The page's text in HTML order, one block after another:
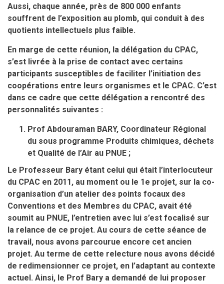
Aussi, chaque année, près de 800 000 enfants
souffrent de l’exposition au plomb, qui conduit à des
quotients intellectuels plus faible.
En marge de cette réunion, la délégation du CPAC,
s’est livrée à la prise de contact avec certains
participants susceptibles de faciliter l’initiation des
coopérations entre leurs organismes et le CPAC. C’est
dans ce cadre que cette délégation a rencontré des
personnalités suivantes :
Prof Abdouraman BARY, Coordinateur Régional
du sous programme Produits chimiques, déchets
et Qualité de l’Air au PNUE ;
Le Professeur Bary étant celui qui était l’interlocuteur
du CPAC en 2011, au moment ou le 1e projet, sur la co-
organisation d’un atelier des points focaux des
Conventions et des Membres du CPAC, avait été
soumit au PNUE, l’entretien avec lui s’est focalisé sur
la relance de ce projet. Au cours de cette séance de
travail, nous avons parcourue encore cet ancien
projet. Au terme de cette relecture nous avons décidé
de redimensionner ce projet, en l’adaptant au contexte
actuel. Ainsi, le Prof Bary a demandé de lui proposer